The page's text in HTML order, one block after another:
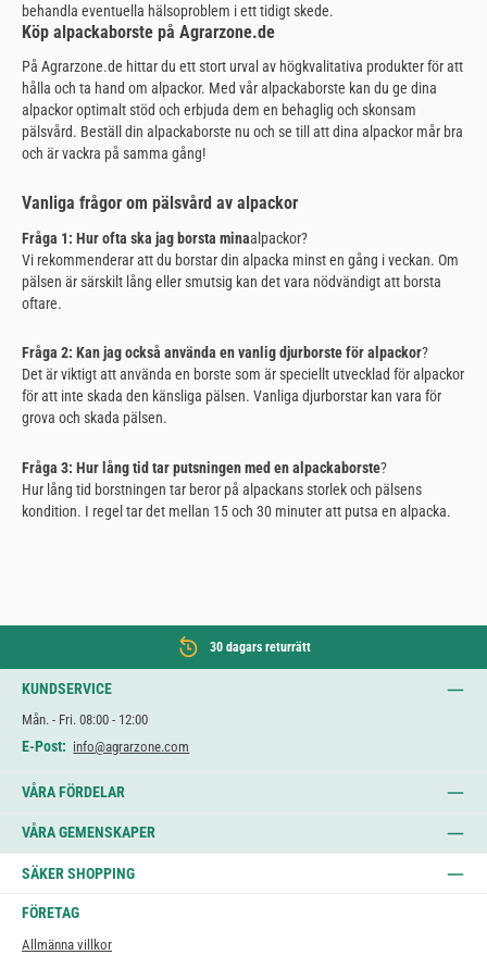
behandla eventuella hälsoproblem i ett tidigt skede.
Köp alpackaborste på Agrarzone.de
På Agrarzone.de hittar du ett stort urval av högkvalitativa produkter för att
hålla och ta hand om alpackor. Med vår alpackaborste kan du ge dina
alpackor optimalt stöd och erbjuda dem en behaglig och skonsam
pälsvård. Beställ din alpackaborste nu och se till att dina alpackor mår bra
och är vackra på samma gång!
Vanliga frågor om pälsvård av alpackor
Fråga 1: Hur ofta ska jag borsta minaalpackor?
Vi rekommenderar att du borstar din alpacka minst en gång i veckan. Om
pälsen är särskilt lång eller smutsig kan det vara nödvändigt att borsta
oftare.
Fråga 2: Kan jag också använda en vanlig djurborste för alpackor?
Det är viktigt att använda en borste som är speciellt utvecklad för alpackor
för att inte skada den känsliga pälsen. Vanliga djurborstar kan vara för
grova och skada pälsen.
Fråga 3: Hur lång tid tar putsningen med en alpackaborste?
Hur lång tid borstningen tar beror på alpackans storlek och pälsens
kondition. I regel tar det mellan 15 och 30 minuter att putsa en alpacka.
30 dagars returrätt
KUNDSERVICE
Mån. - Fri. 08:00 - 12:00
E-Post: info@agrarzone.com
VÅRA FÖRDELAR
VÅRA GEMENSKAPER
SÄKER SHOPPING
FÖRETAG
Allmänna villkor